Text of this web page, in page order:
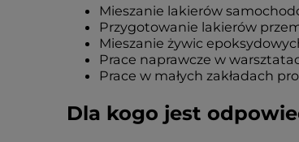
Mieszanie lakierów
Przygotowanie lakierów
Mieszanie żywic
Prace naprawcze w
Prace w małych zakładach
Dla kogo jest